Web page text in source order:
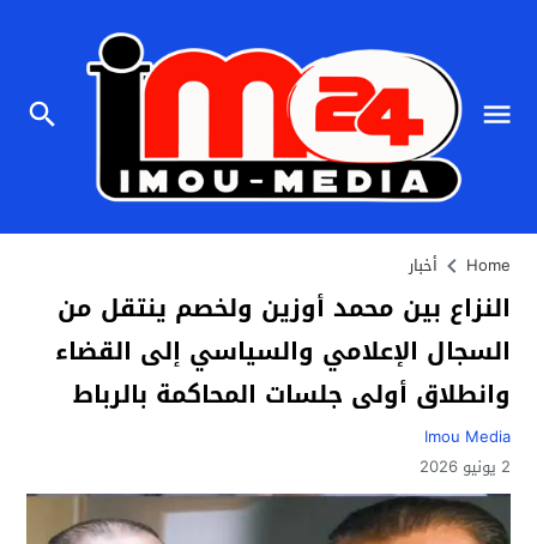
Home أخبار
النزاع بين محمد أوزين ولخصم ينتقل من
السجال الإعلامي والسياسي إلى القضاء
وانطلاق أولى جلسات المحاكمة بالرباط
Imou Media
2 يونيو 2026